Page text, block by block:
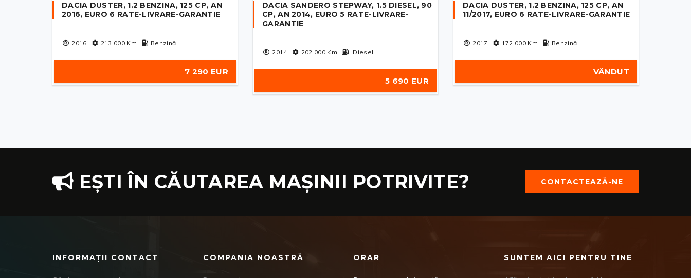
DACIA DUSTER, 1.2 BENZINA, 125 CP, AN
2016, EURO 6 RATE-LIVRARE-GARANTIE
2016 213 000Km Benzină
7 290 EUR
DACIA SANDERO STEPWAY, 1.5 DIESEL, 90
CP, AN 2014, EURO 5 RATE-LIVRARE-
GARANTIE
2014 202 000Km Diesel
5 690 EUR
DACIA DUSTER, 1.2 BENZINA, 125 CP, AN
11/2017, EURO 6 RATE-LIVRARE-GARANTIE
2017 172 000Km Benzină
VÂNDUT
EȘTI ÎN CĂUTAREA MAȘINII POTRIVITE? CONTACTEAZĂ-NE
INFORMAȚII CONTACT COMPANIA NOASTRĂ ORAR SUNTEM AICI PENTRU TINE